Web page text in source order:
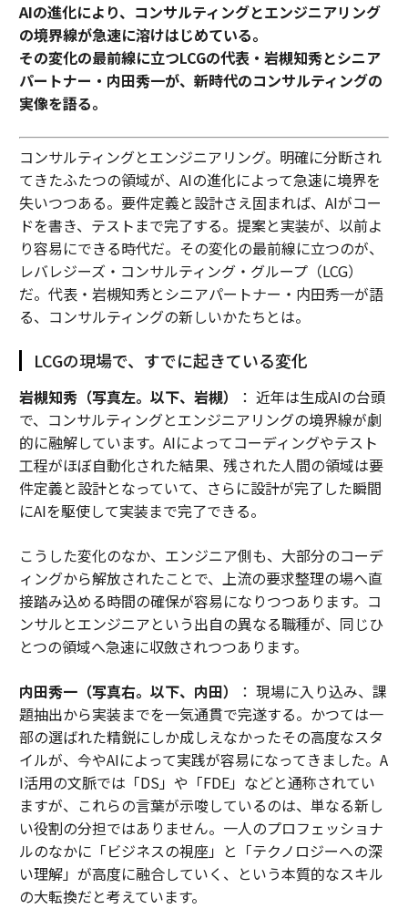
AIの進化により、コンサルティングとエンジニアリング
の境界線が急速に溶けはじめている。
その変化の最前線に立つLCGの代表・岩槻知秀とシニア
パートナー・内田秀一が、新時代のコンサルティングの
実像を語る。
コンサルティングとエンジニアリング。明確に分断され
てきたふたつの領域が、AIの進化によって急速に境界を
失いつつある。要件定義と設計さえ固まれば、AIがコー
ドを書き、テストまで完了する。提案と実装が、以前よ
り容易にできる時代だ。その変化の最前線に立つのが、
レバレジーズ・コンサルティング・グループ（LCG）
だ。代表・岩槻知秀とシニアパートナー・内田秀一が語
る、コンサルティングの新しいかたちとは。
LCGの現場で、すでに起きている変化
岩槻知秀（写真左。以下、岩槻）
： 近年は生成AIの台頭
で、コンサルティングとエンジニアリングの境界線が劇
的に融解しています。AIによってコーディングやテスト
工程がほぼ自動化された結果、残された人間の領域は要
件定義と設計となっていて、さらに設計が完了した瞬間
にAIを駆使して実装まで完了できる。
こうした変化のなか、エンジニア側も、大部分のコーデ
ィングから解放されたことで、上流の要求整理の場へ直
接踏み込める時間の確保が容易になりつつあります。コ
ンサルとエンジニアという出自の異なる職種が、同じひ
とつの領域へ急速に収斂されつつあります。
内田秀一（写真右。以下、内田）
： 現場に入り込み、課
題抽出から実装までを一気通貫で完遂する。かつては一
部の選ばれた精鋭にしか成しえなかったその高度なスタ
イルが、今やAIによって実践が容易になってきました。A
I活用の文脈では「DS」や「FDE」などと通称されてい
ますが、これらの言葉が示唆しているのは、単なる新し
い役割の分担ではありません。一人のプロフェッショナ
ルのなかに「ビジネスの視座」と「テクノロジーへの深
い理解」が高度に融合していく、という本質的なスキル
の大転換だと考えています。